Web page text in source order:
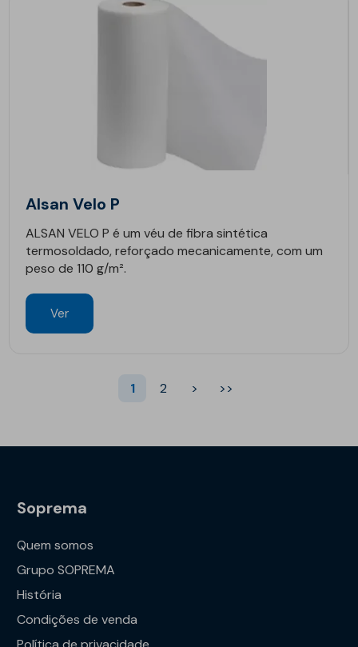
Alsan Velo P
ALSAN VELO P é um véu de fibra sintética
termosoldado, reforçado mecanicamente, com um
peso de 110 g/m².
Ver
1 2 > >>
Soprema
Quem somos
Grupo SOPREMA
História
Condições de venda